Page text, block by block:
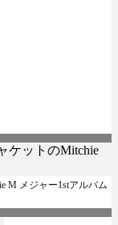
M メジャー1stアルバム